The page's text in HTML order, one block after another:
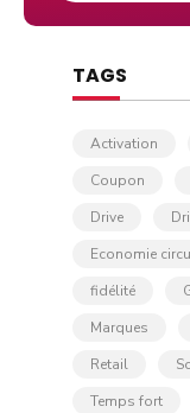
TAGS
Activation
Coupon
Drive
Economie
fidélité
Marques
Retail
Temps fort